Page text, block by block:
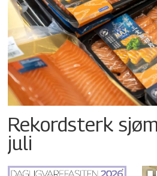
Rekordsterk
juli